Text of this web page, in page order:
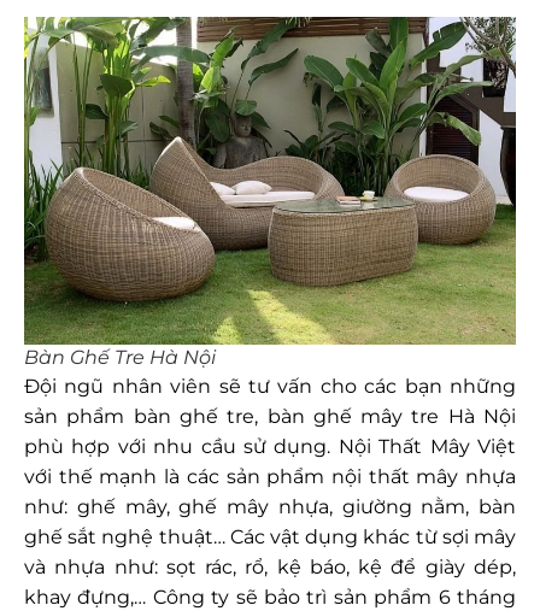
Bàn Ghế Tre Hà Nội
Đội ngũ nhân viên sẽ tư vấn cho các bạn những
sản phẩm bàn ghế tre, bàn ghế mây tre Hà Nội
phù hợp với nhu cầu sử dụng. Nội Thất Mây Việt
với thế mạnh là các sản phẩm nội thất mây nhựa
như: ghế mây, ghế mây nhựa, giường nằm, bàn
ghế sắt nghệ thuật… Các vật dụng khác từ sợi mây
và nhựa như: sọt rác, rổ, kệ báo, kệ để giày dép,
khay đựng,… Công ty sẽ bảo trì sản phẩm 6 tháng